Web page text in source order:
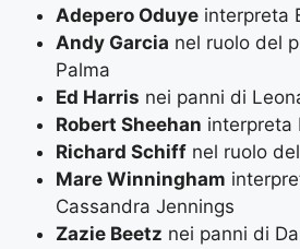
Adepero Oduye interpreta
Andy Garcia nel ruolo del
Palma
Ed Harris nei panni di
Robert Sheehan interpreta
Richard Schiff nel ruolo
Mare Winningham
Cassandra Jennings
Zazie Beetz nei panni di